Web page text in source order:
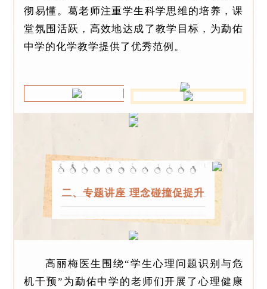
彻易懂。葛老师注重学生科学思维的培养，课
堂氛围活跃，高效地达成了教学目标，为勐佑
中学的化学教学提供了优秀范例。
二、专题讲座 理念碰撞促提升
高丽梅医生围绕“学生心理问题识别与危
机干预”为勐佑中学的老师们开展了心理健康